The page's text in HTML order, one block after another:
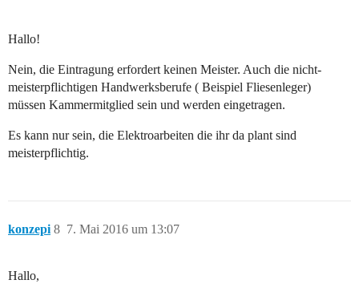
Hallo!
Nein, die Eintragung erfordert keinen Meister. Auch die nicht-
meisterpflichtigen Handwerksberufe ( Beispiel Fliesenleger)
müssen Kammermitglied sein und werden eingetragen.
Es kann nur sein, die Elektroarbeiten die ihr da plant sind
meisterpflichtig.
konzepi 7. Mai 2016 um 13:07
8
Hallo,